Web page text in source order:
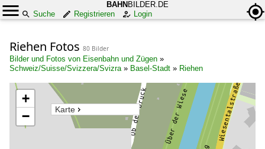
BAHN BILDER.DE
Suche
Registrieren Login
Riehen Fotos 80 Bilder
Bilder und Fotos von Eisenbahn und Zügen »
Schweiz/Suisse/Svizzera/Svizra» Basel-Stadt » Riehen
Karte
+
−